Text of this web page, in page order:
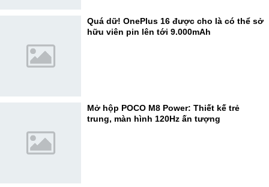
Quá dữ! OnePlus 16 được cho là có thể sở
hữu viên pin lên tới 9.000mAh
Mở hộp POCO M8 Power: Thiết kế trẻ
trung, màn hình 120Hz ấn tượng